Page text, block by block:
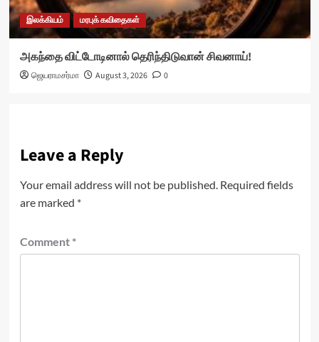
இலக்கியம் மரபுக் கவிதைகள்
அகந்தை விட்டோடினால் தெரிந்திடுவான் சிவனாய்!
ஜெயராமசர்மா August 3, 2026 0
Leave a Reply
Your email address will not be published. Required fields
are marked *
Comment *